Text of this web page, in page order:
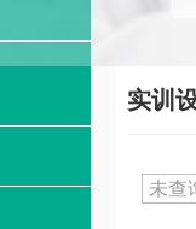
实训
未查